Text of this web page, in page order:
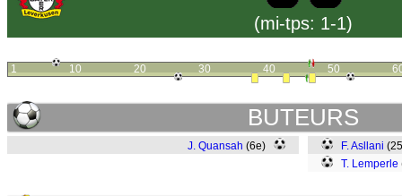
(mi-tps: 1-1)
1 10 20 30 40 50
BUTEURS
J. Quansah (6e) F. Asllani
T. Lemperle